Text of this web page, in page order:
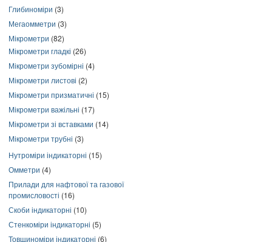
Глибиноміри (3)
Мегаомметри (3)
Мікрометри (82)
Мікрометри гладкі (26)
Мікрометри зубомірні (4)
Мікрометри листові (2)
Мікрометри призматичні (15)
Мікрометри важільні (17)
Мікрометри зі вставками (14)
Мікрометри трубні (3)
Нутроміри індикаторні (15)
Омметри (4)
Прилади для нафтової та газової
промисловості (16)
Скоби індикаторні (10)
Стенкоміри індикаторні (5)
Товщиноміри індикаторні (6)